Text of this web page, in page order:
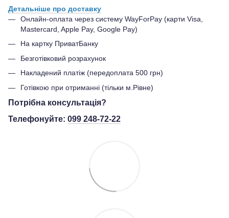
Детальніше про доставку
Онлайн-оплата через систему WayForPay (карти Visa,
Mastercard, Apple Pay, Google Pay)
На картку ПриватБанку
Безготівковий розрахунок
Накладений платіж (передоплата 500 грн)
Готівкою при отриманні (тільки м.Рівне)
Потрібна консультація?
Телефонуйте: 099 248-72-22